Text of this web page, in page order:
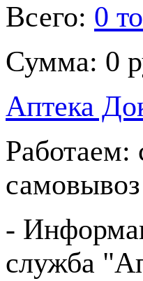
Всего: 0
Сумма: 0
Аптека
Работаем:
самовывоз
-
служба